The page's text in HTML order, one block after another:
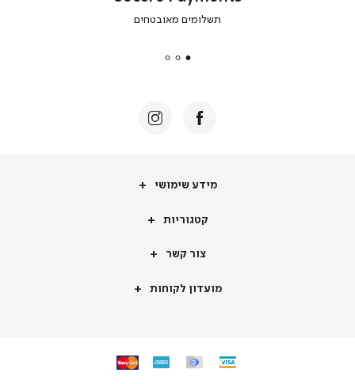
secure
תשלומים מאובטחים
מידע
מידע שימושי
קטגוריותקטגוריות
צור
צור קשר
מועדון
מועדון לקוחות